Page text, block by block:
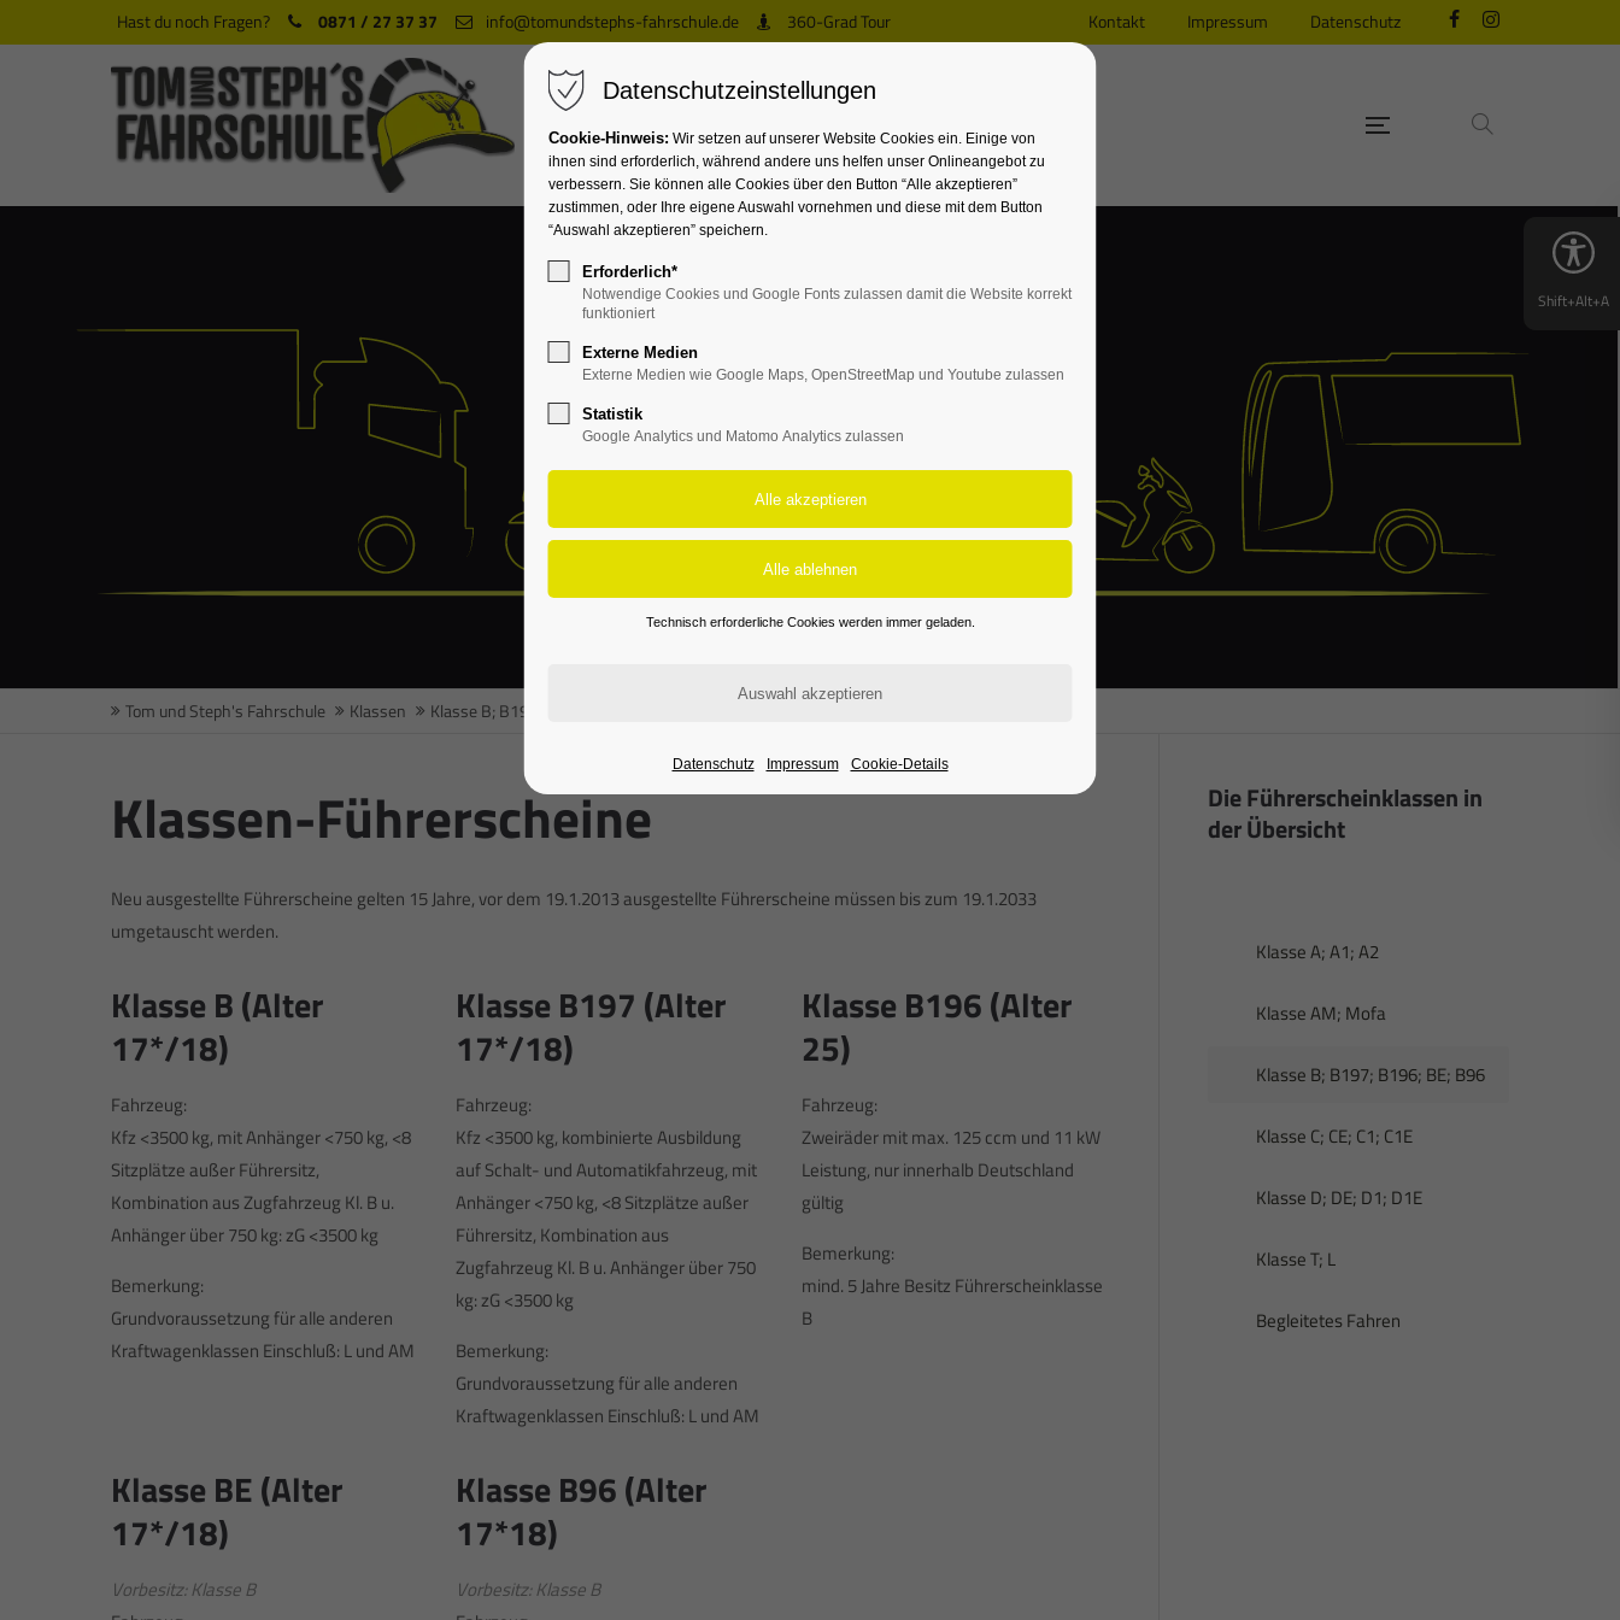
Hast du noch Fragen? 0871 / 27 37 37 info@tomundstephs-fahrschule.de 360-Grad Tour Kontakt Impressum Datenschutz
Tom und Steph's Fahrschule Klassen Klasse B; B197; B196; BE; B96
Klassen-Führerscheine
Neu ausgestellte Führerscheine gelten 15 Jahre, vor dem 19.1.2013 ausgestellte Führerscheine müssen bis zum 19.1.2033
umgetauscht werden.
Klasse B (Alter
17*/18)
Fahrzeug:
Kfz <3500 kg, mit Anhänger <750 kg, <8
Sitzplätze außer Führersitz,
Kombination aus Zugfahrzeug Kl. B u.
Anhänger über 750 kg: zG <3500 kg
Bemerkung:
Grundvoraussetzung für alle anderen
Kraftwagenklassen Einschluß: L und AM
Klasse B197 (Alter
17*/18)
Fahrzeug:
Kfz <3500 kg, kombinierte Ausbildung
auf Schalt- und Automatikfahrzeug, mit
Anhänger <750 kg, <8 Sitzplätze außer
Führersitz, Kombination aus
Zugfahrzeug Kl. B u. Anhänger über 750
kg: zG <3500 kg
Bemerkung:
Grundvoraussetzung für alle anderen
Kraftwagenklassen Einschluß: L und AM
Klasse B196 (Alter
25)
Fahrzeug:
Zweiräder mit max. 125 ccm und 11 kW
Leistung, nur innerhalb Deutschland
gültig
Bemerkung:
mind. 5 Jahre Besitz Führerscheinklasse
B
Klasse BE (Alter
17*/18)
Vorbesitz: Klasse B
Klasse B96 (Alter
17*18)
Vorbesitz: Klasse B
Die Führerscheinklassen in
der Übersicht
Klasse A; A1; A2
Klasse AM; Mofa
Klasse B; B197; B196; BE; B96
Klasse C; CE; C1; C1E
Klasse D; DE; D1; D1E
Klasse T; L
Begleitetes Fahren
Datenschutzeinstellungen
Cookie-Hinweis: Wir setzen auf unserer Website Cookies ein. Einige von
ihnen sind erforderlich, während andere uns helfen unser Onlineangebot zu
verbessern. Sie können alle Cookies über den Button “Alle akzeptieren”
zustimmen, oder Ihre eigene Auswahl vornehmen und diese mit dem Button
“Auswahl akzeptieren” speichern.
Erforderlich*
Notwendige Cookies und Google Fonts zulassen damit die Website korrekt
funktioniert
Externe Medien
Externe Medien wie Google Maps, OpenStreetMap und Youtube zulassen
Statistik
Google Analytics und Matomo Analytics zulassen
Technisch erforderliche Cookies werden immer geladen.
Datenschutz Impressum Cookie-Details
Shift+Alt+A